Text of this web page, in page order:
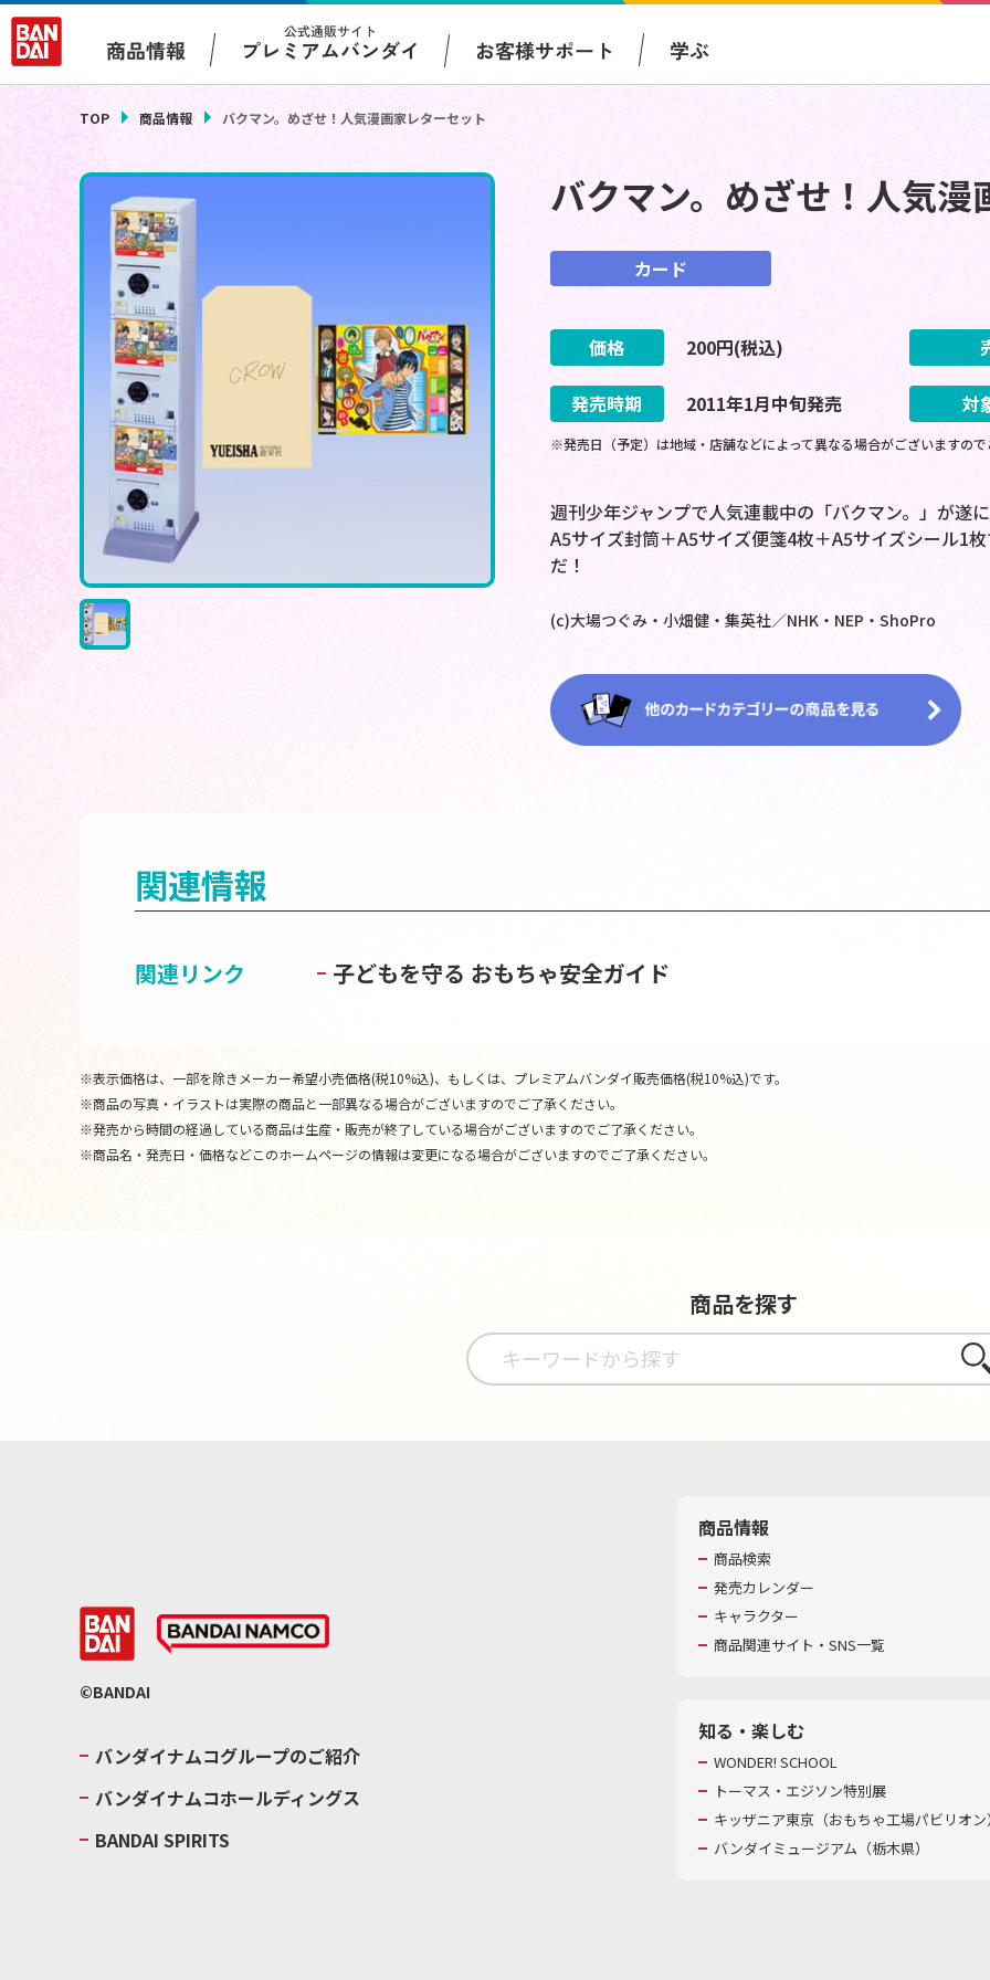
商品情報
公式通販サイト
プレミアムバンダイ お客様サポート 学ぶ
TOP 商品情報 バクマン。めざせ！人気漫画家レターセット
バクマン。めざせ！人気漫
カード
価格 200円(税込)
発売時期 2011年1月中旬発売 対
※発売日（予定）は地域・店舗などによって異なる場合がございますの
週刊少年ジャンプで人気連載中の「バクマン。」が遂
A5サイズ封筒＋A5サイズ便箋4枚＋A5サイズシール1
だ！
(c)大場つぐみ・小畑健・集英社／NHK・NEP・ShoPro
関連情報
関連リンク 子どもを守る おもちゃ安全ガイド
※表示価格は、一部を除きメーカー希望小売価格(税10%込)、もしくは、プレミアムバンダイ販売価格(税10%込)です。
※商品の写真・イラストは実際の商品と一部異なる場合がございますのでご了承ください。
※発売から時間の経過している商品は生産・販売が終了している場合がございますのでご了承ください。
※商品名・発売日・価格などこのホームページの情報は変更になる場合がございますのでご了承ください。
商品を探す
さが
©BANDAI
バンダイナムコグループのご紹介
バンダイナムコホールディングス
BANDAI SPIRITS
商品情報
商品検索
発売カレンダー
キャラクター
商品関連サイト・SNS一覧
知る・楽しむ
WONDER! SCHOOL
トーマス・エジソン特別展
キッザニア東京（おもちゃ工場パビリオ
バンダイミュージアム（栃木県）